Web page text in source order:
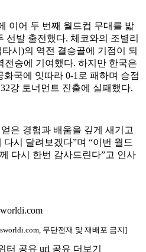
이어 두 번째 월드컵 무대를 밟
선발 출전했다. 체코와의 조별리
시)의 역전 결승골에 기점이 되
전승에 기여했다. 하지만 한국은
국에 잇따라 0-1로 패하며 승점
강 토너먼트 진출에 실패했다.
은 경험과 배움을 깊게 새기고
시 달려보겠다”며 “이번 월드
다시 한번 감사드린다”고 인사
무단전재 및 재배포 금지]
터 공유 url 공유 더보기